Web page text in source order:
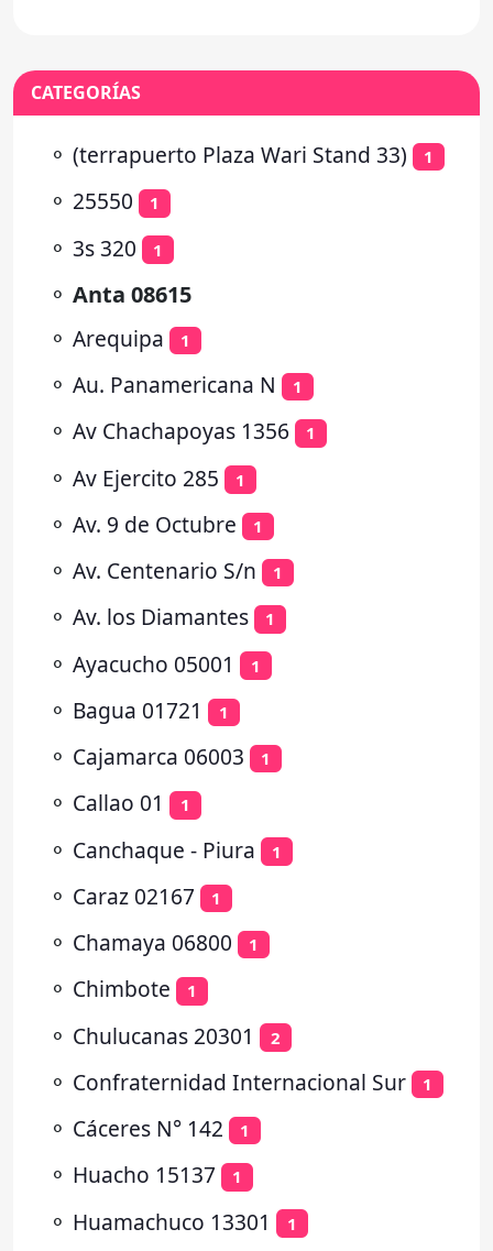
CATEGORÍAS
⚬ (terrapuerto Plaza Wari Stand 33) 1
⚬ 25550 1
⚬ 3s 320 1
⚬ Anta 08615
⚬ Arequipa 1
⚬ Au. Panamericana N 1
⚬ Av Chachapoyas 1356 1
⚬ Av Ejercito 285 1
⚬ Av. 9 de Octubre 1
⚬ Av. Centenario S/n 1
⚬ Av. los Diamantes 1
⚬ Ayacucho 05001 1
⚬ Bagua 01721 1
⚬ Cajamarca 06003 1
⚬ Callao 01 1
⚬ Canchaque - Piura 1
⚬ Caraz 02167 1
⚬ Chamaya 06800 1
⚬ Chimbote 1
⚬ Chulucanas 20301 2
⚬ Confraternidad Internacional Sur 1
⚬ Cáceres N° 142 1
⚬ Huacho 15137 1
⚬ Huamachuco 13301 1